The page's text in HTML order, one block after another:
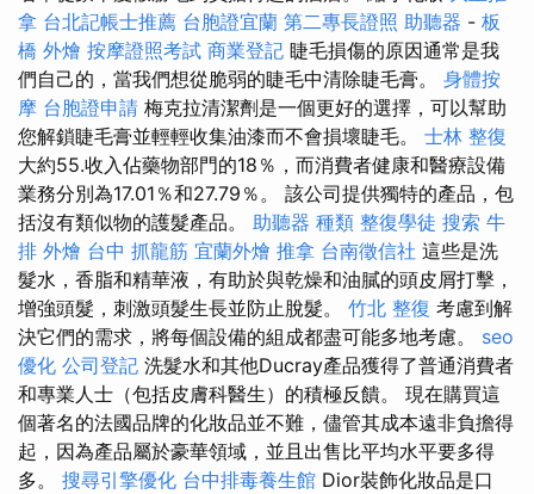
拿 台北記帳士推薦 台胞證宜蘭 第二專長證照 助聽器 - 板
橋 外燴 按摩證照考試 商業登記 睫毛損傷的原因通常是我
們自己的，當我們想從脆弱的睫毛中清除睫毛膏。 身體按
摩 台胞證申請 梅克拉清潔劑是一個更好的選擇，可以幫助
您解鎖睫毛膏並輕輕收集油漆而不會損壞睫毛。 士林 整復
大約55.收入佔藥物部門的18％，而消費者健康和醫療設備
業務分別為17.01％和27.79％。 該公司提供獨特的產品，包
括沒有類似物的護髮產品。 助聽器 種類 整復學徒 搜索 牛
排 外燴 台中 抓龍筋 宜蘭外燴 推拿 台南徵信社 這些是洗
髮水，香脂和精華液，有助於與乾燥和油膩的頭皮屑打擊，
增強頭髮，刺激頭髮生長並防止脫髮。 竹北 整復 考慮到解
決它們的需求，將每個設備的組成都盡可能多地考慮。 seo
優化 公司登記 洗髮水和其他Ducray產品獲得了普通消費者
和專業人士（包括皮膚科醫生）的積極反饋。 現在購買這
個著名的法國品牌的化妝品並不難，儘管其成本遠非負擔得
起，因為產品屬於豪華領域，並且出售比平均水平要多得
多。 搜尋引擎優化 台中排毒養生館 Dior裝飾化妝品是口